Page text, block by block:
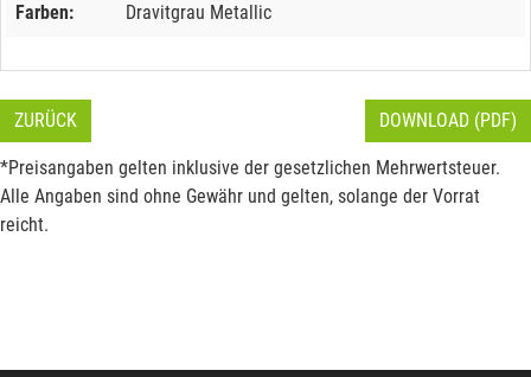
Farben: Dravitgrau Metallic
ZURÜCK DOWNLOAD (PDF)
*Preisangaben gelten inklusive der gesetzlichen Mehrwertsteuer.
Alle Angaben sind ohne Gewähr und gelten, solange der Vorrat
reicht.